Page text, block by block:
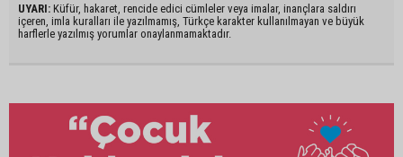
UYARI: Küfür, hakaret, rencide edici cümleler veya imalar, inançlara saldırı
içeren, imla kuralları ile yazılmamış, Türkçe karakter kullanılmayan ve büyük
harflerle yazılmış yorumlar onaylanmamaktadır.